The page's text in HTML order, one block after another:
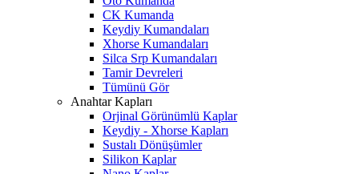
CK Kumanda
Keydiy Kumandaları
Xhorse Kumandaları
Silca Srp Kumandaları
Tamir Devreleri
Tümünü Gör
Anahtar Kapları
Orjinal Görünümlü Kaplar
Keydiy - Xhorse Kapları
Sustalı Dönüşümler
Silikon Kaplar